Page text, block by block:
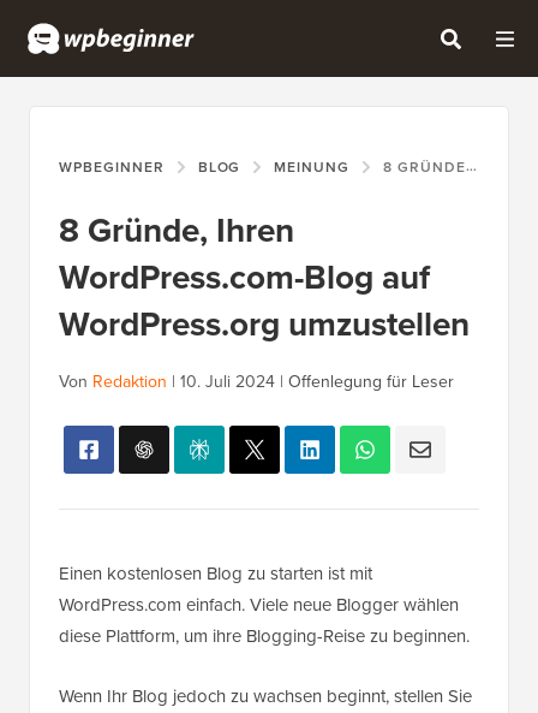
WPBEGINNER BLOG MEINUNG 8 GRÜNDE, IHREN WORDPRESS.COM-BLOG AUF WORDPRESS.ORG UMZUSTELLEN
8 Gründe, Ihren
WordPress.com-Blog auf
WordPress.org umzustellen
Von Redaktion | 10. Juli 2024 | Offenlegung für Leser
Einen kostenlosen Blog zu starten ist mit
WordPress.com einfach. Viele neue Blogger wählen
diese Plattform, um ihre Blogging-Reise zu beginnen.
Wenn Ihr Blog jedoch zu wachsen beginnt, stellen Sie